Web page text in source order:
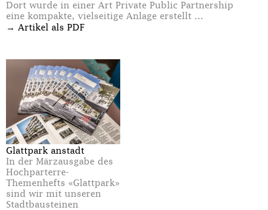
Dort wurde in einer Art Private Public Partnership
eine kompakte, vielseitige Anlage erstellt ...
→ Artikel als PDF
Glattpark anstadt
In der Märzausgabe des
Hochparterre-
Themenhefts «Glattpark»
sind wir mit unseren
Stadtbausteinen